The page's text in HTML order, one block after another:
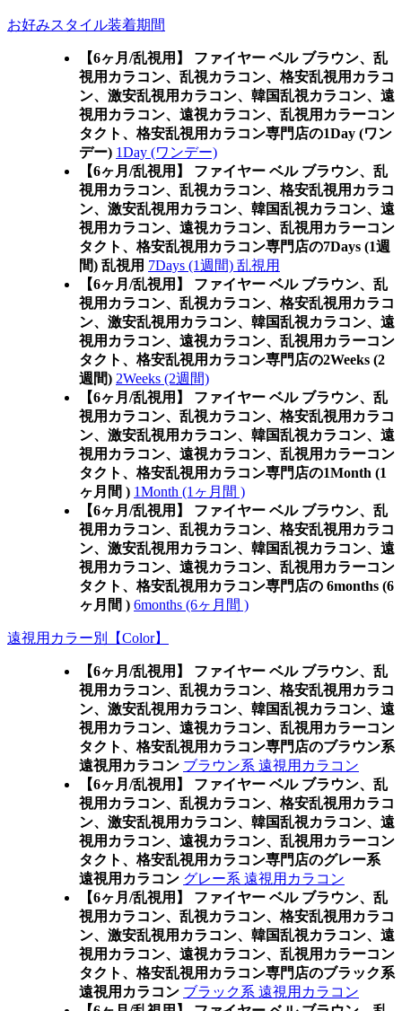
お好みスタイル装着期間
【6ヶ月/乱視用】 ファイヤー ベル ブラウン、乱
視用カラコン、乱視カラコン、格安乱視用カラコ
ン、激安乱視用カラコン、韓国乱視カラコン、遠
視用カラコン、遠視カラコン、乱視用カラーコン
タクト、格安乱視用カラコン専門店の1Day (ワン
デー) 1Day (ワンデー)
【6ヶ月/乱視用】 ファイヤー ベル ブラウン、乱
視用カラコン、乱視カラコン、格安乱視用カラコ
ン、激安乱視用カラコン、韓国乱視カラコン、遠
視用カラコン、遠視カラコン、乱視用カラーコン
タクト、格安乱視用カラコン専門店の7Days (1週
間) 乱視用 7Days (1週間) 乱視用
【6ヶ月/乱視用】 ファイヤー ベル ブラウン、乱
視用カラコン、乱視カラコン、格安乱視用カラコ
ン、激安乱視用カラコン、韓国乱視カラコン、遠
視用カラコン、遠視カラコン、乱視用カラーコン
タクト、格安乱視用カラコン専門店の2Weeks (2
週間) 2Weeks (2週間)
【6ヶ月/乱視用】 ファイヤー ベル ブラウン、乱
視用カラコン、乱視カラコン、格安乱視用カラコ
ン、激安乱視用カラコン、韓国乱視カラコン、遠
視用カラコン、遠視カラコン、乱視用カラーコン
タクト、格安乱視用カラコン専門店の1Month (1
ヶ月間 ) 1Month (1ヶ月間 )
【6ヶ月/乱視用】 ファイヤー ベル ブラウン、乱
視用カラコン、乱視カラコン、格安乱視用カラコ
ン、激安乱視用カラコン、韓国乱視カラコン、遠
視用カラコン、遠視カラコン、乱視用カラーコン
タクト、格安乱視用カラコン専門店の 6months (6
ヶ月間 ) 6months (6ヶ月間 )
遠視用カラー別【Color】
【6ヶ月/乱視用】 ファイヤー ベル ブラウン、乱
視用カラコン、乱視カラコン、格安乱視用カラコ
ン、激安乱視用カラコン、韓国乱視カラコン、遠
視用カラコン、遠視カラコン、乱視用カラーコン
タクト、格安乱視用カラコン専門店のブラウン系
遠視用カラコン ブラウン系 遠視用カラコン
【6ヶ月/乱視用】 ファイヤー ベル ブラウン、乱
視用カラコン、乱視カラコン、格安乱視用カラコ
ン、激安乱視用カラコン、韓国乱視カラコン、遠
視用カラコン、遠視カラコン、乱視用カラーコン
タクト、格安乱視用カラコン専門店のグレー系
遠視用カラコン グレー系 遠視用カラコン
【6ヶ月/乱視用】 ファイヤー ベル ブラウン、乱
視用カラコン、乱視カラコン、格安乱視用カラコ
ン、激安乱視用カラコン、韓国乱視カラコン、遠
視用カラコン、遠視カラコン、乱視用カラーコン
タクト、格安乱視用カラコン専門店のブラック系
遠視用カラコン ブラック系 遠視用カラコン